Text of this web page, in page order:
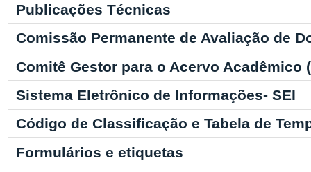
Publicações Técnicas
Comissão Permanente de Avaliação de
Comitê Gestor para o Acervo Acadêmico
Sistema Eletrônico de Informações- SEI
Código de Classificação e Tabela de
Formulários e etiquetas